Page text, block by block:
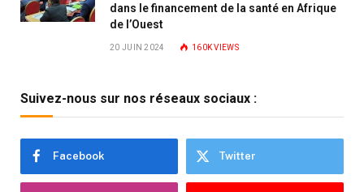
dans le financement de la santé en Afrique
de l’Ouest
20 JUIN 2024 160KVIEWS
Suivez-nous sur nos réseaux sociaux :
Facebook Twitter